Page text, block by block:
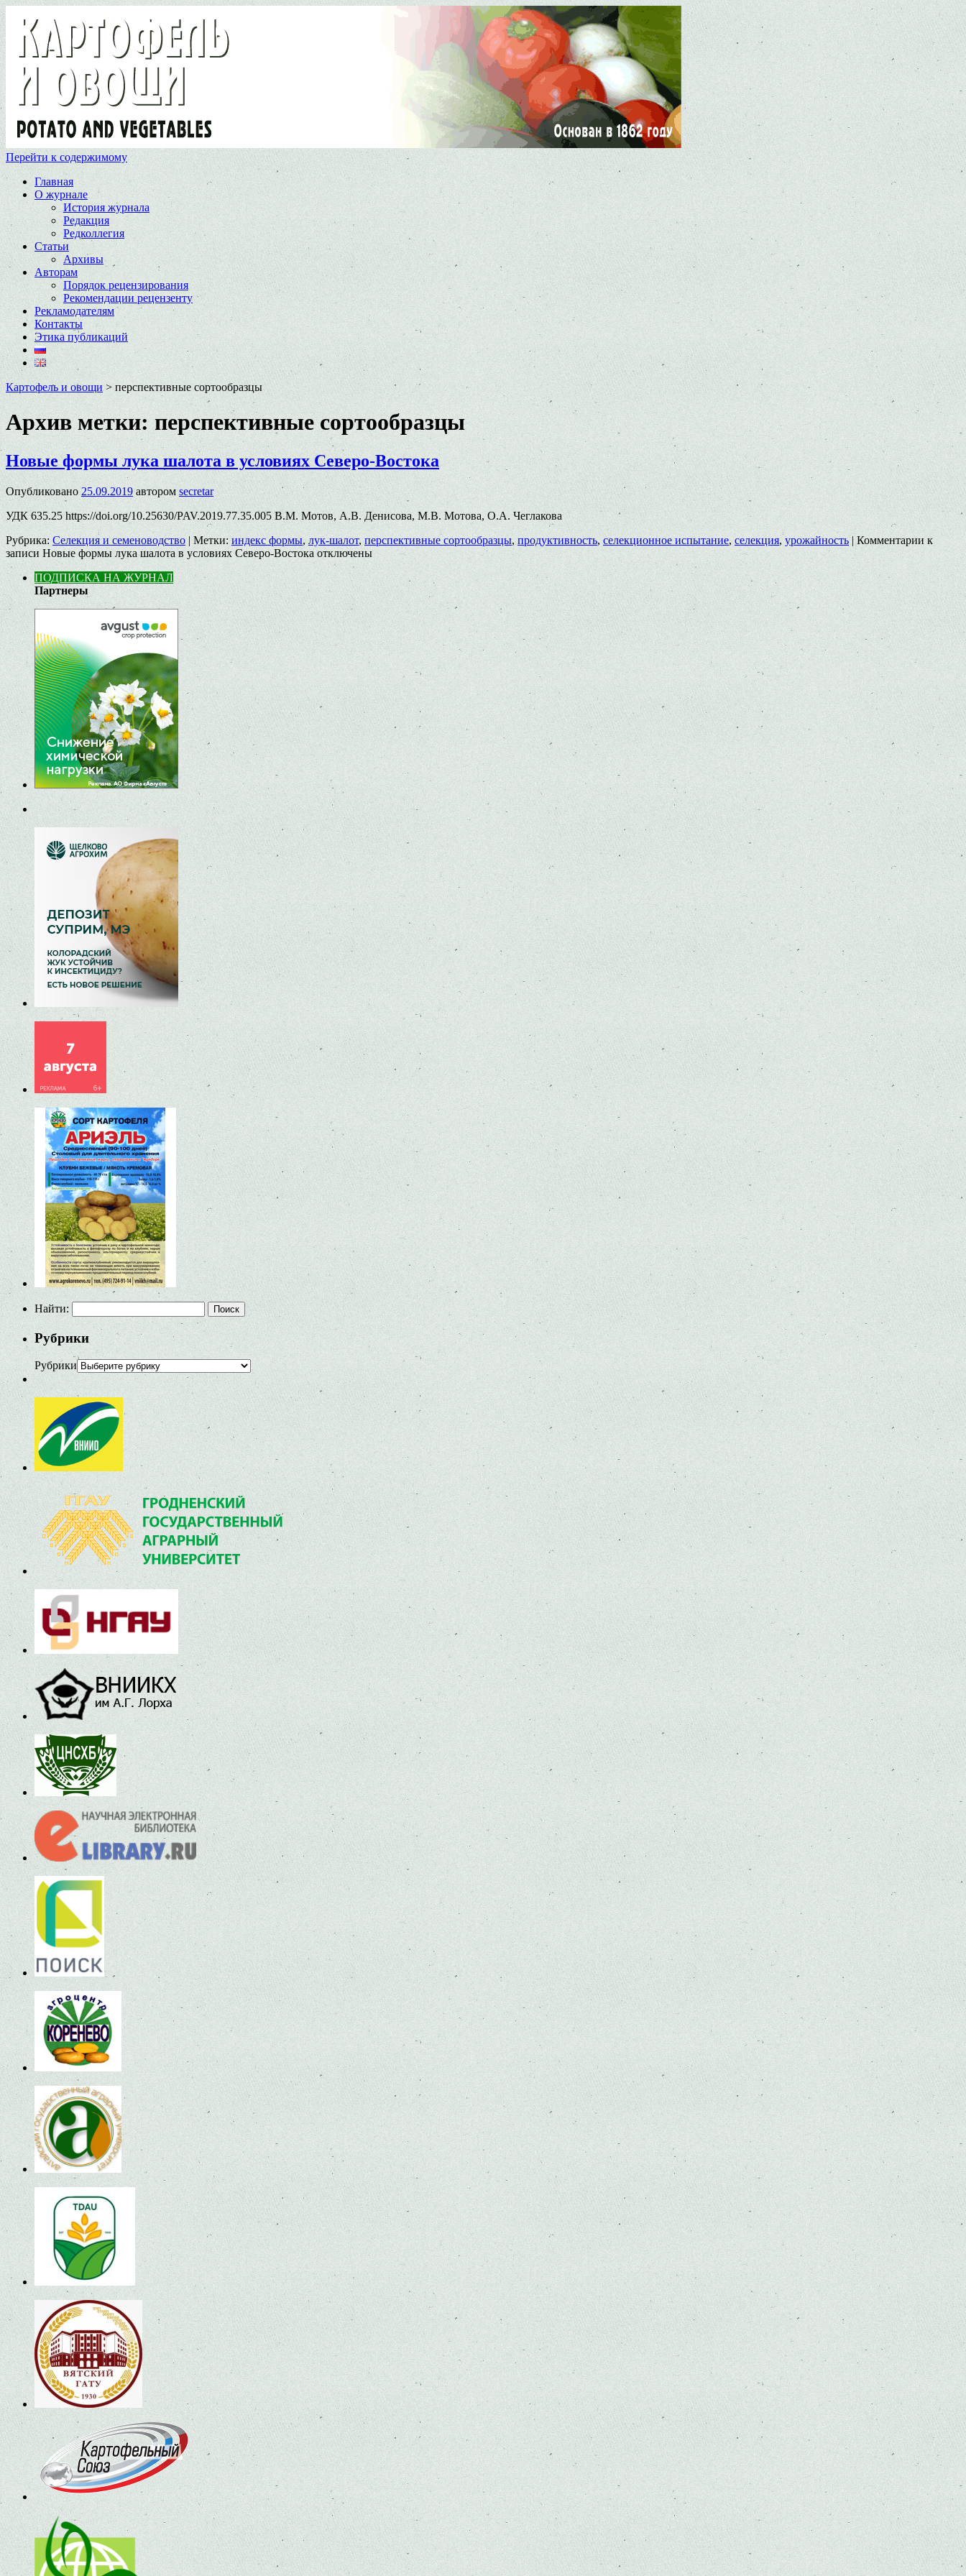
Перейти к содержимому
Главная
О журнале
История журнала
Редакция
Редколлегия
Статьи
Архивы
Авторам
Порядок рецензирования
Рекомендации рецензенту
Рекламодателям
Контакты
Этика публикаций
Картофель и овощи > перспективные сортообразцы
Архив метки: перспективные сортообразцы
Новые формы лука шалота в условиях Северо-Востока
Опубликовано 25.09.2019 автором secretar
УДК 635.25 https://doi.org/10.25630/PAV.2019.77.35.005 В.М. Мотов, А.В. Денисова, М.В. Мотова, О.А. Чеглакова
Рубрика: Селекция и семеноводство | Метки: индекс формы, лук-шалот,перспективные сортообразцы,продуктивность, селекционное испытание, селекция,урожайность | Комментариик
записи Новые формы лука шалота в условиях Северо-Востокаотключены
ПОДПИСКА НА ЖУРНАЛ
Партнеры
Найти:
Рубрики
Рубрики